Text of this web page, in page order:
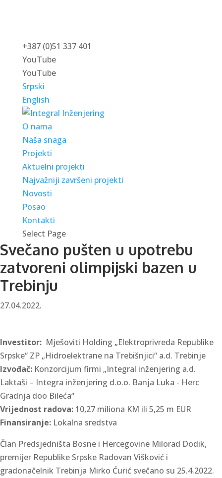
+387 (0)51 337 401
YouTube
YouTube
Srpski
English
O nama
Naša snaga
Projekti
Aktuelni projekti
Najvažniji završeni projekti
Novosti
Posao
Kontakti
Select Page
Svečano pušten u upotrebu
zatvoreni olimpijski bazen u
Trebinju
27.04.2022.
Investitor: Mješoviti Holding „Elektroprivreda Republike
Srpske“ ZP „Hidroelektrane na Trebišnjici“ a.d. Trebinje
Izvođač: Konzorcijum firmi „Integral inženjering a.d.
Laktaši – Integra inženjering d.o.o. Banja Luka - Herc
Gradnja doo Bileća“
Vrijednost radova: 10,27 miliona KM ili 5,25 m EUR
Finansiranje: Lokalna sredstva
Član Predsjedništa Bosne i Hercegovine Milorad Dodik,
premijer Republike Srpske Radovan Višković i
gradonačelnik Trebinja Mirko Ćurić svečano su 25.4.2022.